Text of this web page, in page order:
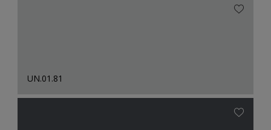
UN.01.81